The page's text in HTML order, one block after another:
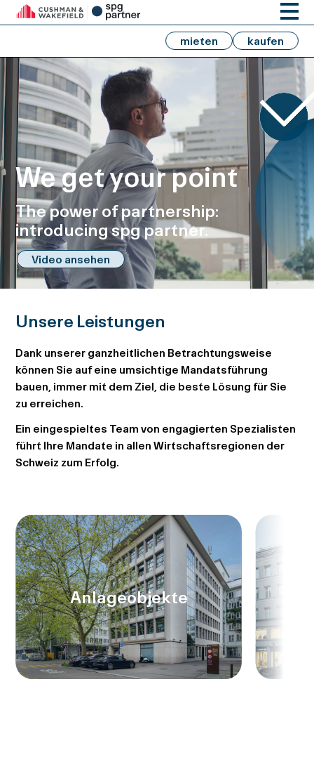
mieten kaufen
We get your point
The power of partnership:
introducing spg partner.
Video ansehen
Unsere Leistungen
Dank unserer ganzheitlichen Betrachtungsweise
können Sie auf eine umsichtige Mandatsführung
bauen, immer mit dem Ziel, die beste Lösung für Sie
zu erreichen.
Ein eingespieltes Team von engagierten Spezialisten
führt Ihre Mandate in allen Wirtschaftsregionen der
Schweiz zum Erfolg.
Anlageobjekte